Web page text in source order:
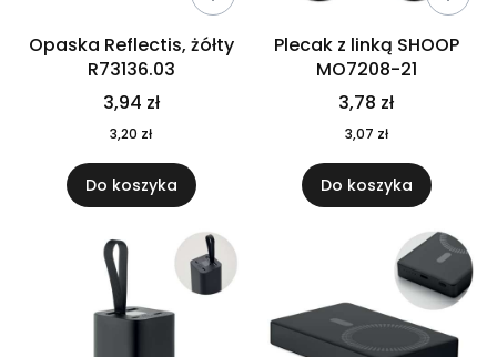
Opaska Reflectis, żółty
R73136.03
3,94 zł
3,20 zł
Do koszyka
Plecak z linką SHOOP
MO7208-21
3,78 zł
3,07 zł
Do koszyka